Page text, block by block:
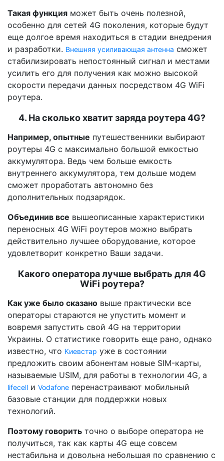
Такая функция может быть очень полезной,
особенно для сетей 4G поколения, которые будут
еще долгое время находиться в стадии внедрения
и разработки. Внешняя усиливающая антенна сможет
стабилизировать непостоянный сигнал и местами
усилить его для получения как можно высокой
скорости передачи данных посредством 4G WiFi
роутера.
4. На сколько хватит заряда роутера 4G?
Например, опытные путешественники выбирают
роутеры 4G с максимально большой емкостью
аккумулятора. Ведь чем больше емкость
внутреннего аккумулятора, тем дольше модем
сможет проработать автономно без
дополнительных подзарядок.
Объединив все вышеописанные характеристики
переносных 4G WiFi роутеров можно выбрать
действительно лучшее оборудование, которое
удовлетворит конкретно Ваши задачи.
Какого оператора лучше выбрать для 4G
WiFi роутера?
Как уже было сказано выше практически все
операторы стараются не упустить момент и
вовремя запустить свой 4G на территории
Украины. О статистике говорить еще рано, однако
известно, что Киевстар уже в состоянии
предложить своим абонентам новые SIM-карты,
называемые USIM, для работы в технологии 4G, а
lifecell и Vodafone перенастраивают мобильный
базовые станции для поддержки новых
технологий.
Поэтому говорить точно о выборе оператора не
получиться, так как карты 4G еще совсем
нестабильна и довольна небольшая по сравнению с